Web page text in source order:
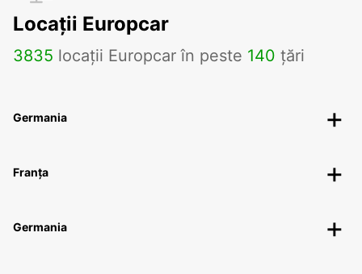
Locații Europcar
3835 locații Europcar în peste 140 țări
Germania
Franța
Germania